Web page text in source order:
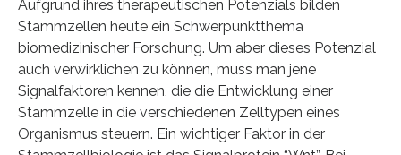
Aufgrund ihres therapeutischen Potenzials bilden
Stammzellen heute ein Schwerpunktthema
biomedizinischer Forschung. Um aber dieses Potenzial
auch verwirklichen zu können, muss man jene
Signalfaktoren kennen, die die Entwicklung einer
Stammzelle in die verschiedenen Zelltypen eines
Organismus steuern. Ein wichtiger Faktor in der